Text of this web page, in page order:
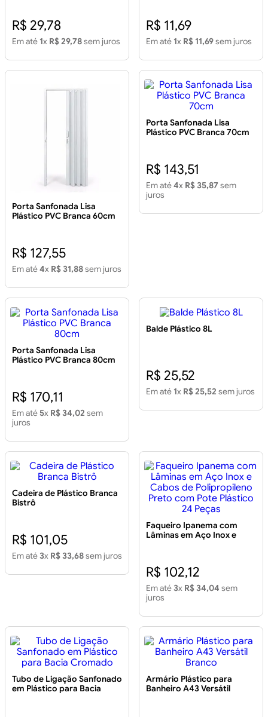
R$ 29,78
Em até 1x R$ 29,78sem juros
R$ 11,69
Em até 1x R$ 11,69sem juros
Porta Sanfonada Lisa
Plástico PVC Branca 60cm
R$ 127,55
Em até4x R$ 31,88sem juros
Porta Sanfonada Lisa
Plástico PVC Branca 70cm
R$ 143,51
Em até4x R$ 35,87 sem
juros
Porta Sanfonada Lisa
Plástico PVC Branca 80cm
R$ 170,11
Em até 5x R$ 34,02 sem
juros
Balde Plástico 8L
R$ 25,52
Em até 1x R$ 25,52 sem juros
Cadeira de Plástico Branca
Bistrô
R$ 101,05
Em até 3x R$ 33,68sem juros
Faqueiro Ipanema com
Lâminas em Aço Inox e
Peças
R$ 102,12
Em até 3x R$ 34,04 sem
juros
Tubo de Ligação Sanfonado
em Plástico para Bacia
Armário Plástico para
Banheiro A43 Versátil